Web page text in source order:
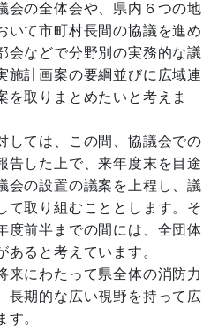
の全体会や、県内６つの地
いて市町村長間の協議を進め
会などで分野別の実務的な議
施計画案の要綱並びに広域連
を取りまとめたいと考えま
ては、この間、協議会での
告した上で、来年度末を目途
会の設置の議案を上程し、議
て取り組むこととします。そ
度前半までの間には、全団体
ると考えています。
にわたって県全体の消防力
長期的な広い視野を持って広
す。